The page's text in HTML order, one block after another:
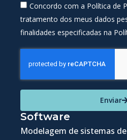
Concordo com a Política de
tratamento dos meus dados
finalidades especificadas na
Enviar
Software
Modelagem de sistemas